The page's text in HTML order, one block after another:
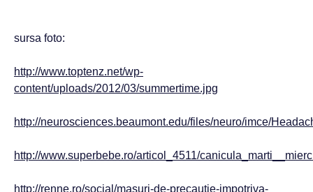
sursa foto:
http://www.toptenz.net/wp-
content/uploads/2012/03/summertime.jpg
http://neurosciences.beaumont.edu/files/neuro/imce/
http://www.superbebe.ro/articol_4511/
http://renne.ro/social/masuri-de-precautie-impotriva-